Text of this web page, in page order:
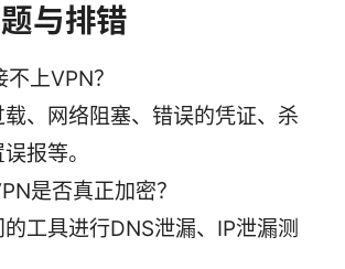
与排错
上VPN？
载、网络阻塞、错误的凭证、杀
报等。
是否真正加密？
工具进行DNS泄漏、IP泄漏测